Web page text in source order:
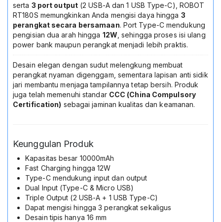
serta 3 port output(2 USB-A dan 1 USB Type-C), ROBOT
RT180S memungkinkan Anda mengisi daya hingga 3
perangkat secara bersamaan. Port Type-C mendukung
pengisian dua arah hingga 12W , sehingga proses isi ulang
power bank maupun perangkat menjadi lebih praktis.
Desain elegan dengan sudut melengkung membuat
perangkat nyaman digenggam, sementara lapisan anti sidik
jari membantu menjaga tampilannya tetap bersih. Produk
juga telah memenuhi standar CCC (China Compulsory
Certification) sebagai jaminan kualitas dan keamanan.
Keunggulan Produk
Kapasitas besar 10000mAh
Fast Charging hingga 12W
Type-C mendukung input dan output
Dual Input (Type-C & Micro USB)
Triple Output (2 USB-A + 1 USB Type-C)
Dapat mengisi hingga 3 perangkat sekaligus
Desain tipis hanya 16 mm